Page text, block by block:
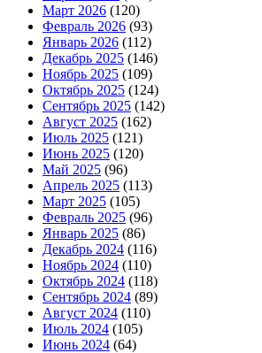
Март 2026 (120)
Февраль 2026 (93)
Январь 2026 (112)
Декабрь 2025 (146)
Ноябрь 2025 (109)
Октябрь 2025 (124)
Сентябрь 2025 (142)
Август 2025 (162)
Июль 2025 (121)
Июнь 2025 (120)
Май 2025 (96)
Апрель 2025 (113)
Март 2025 (105)
Февраль 2025 (96)
Январь 2025 (86)
Декабрь 2024 (116)
Ноябрь 2024 (110)
Октябрь 2024 (118)
Сентябрь 2024 (89)
Август 2024 (110)
Июль 2024 (105)
Июнь 2024 (64)